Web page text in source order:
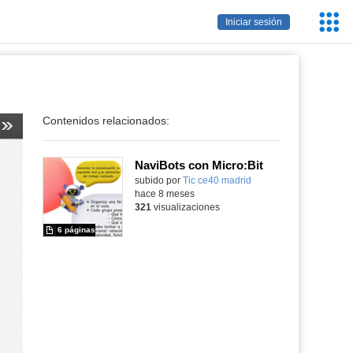
Iniciar sesión
Contenidos relacionados:
NaviBots con Micro:Bit
subido por Tic ce40 madrid
6 páginas
hace 8 meses
321 visualizaciones